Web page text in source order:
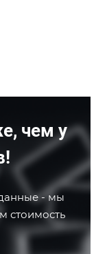
чем у
- мы
стоимость